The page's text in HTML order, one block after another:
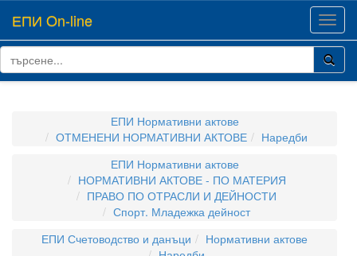
ЕПИ On-line
ЕПИ Нормативни актове
ОТМЕНЕНИ НОРМАТИВНИ АКТОВЕ
Наредби
ЕПИ Нормативни актове
НОРМАТИВНИ АКТОВЕ - ПО МАТЕРИЯ
ПРАВО ПО ОТРАСЛИ И ДЕЙНОСТИ
Спорт. Младежка дейност
ЕПИ Счетоводство и данъци
Нормативни актове